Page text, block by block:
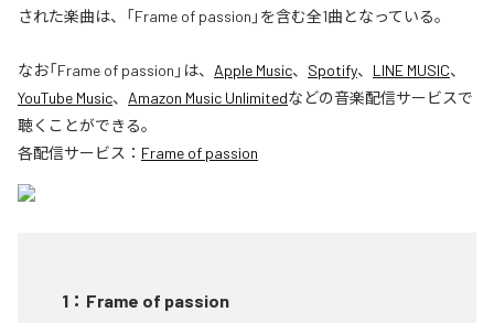
された楽曲は、「Frame of passion」を含む全1曲となっている。
なお「Frame of passion 」は、 Apple Music、 Spotify、 LINE MUSIC、
YouTube Music、 Amazon Music Unlimitedなどの音楽配信サービスで
聴くことができる。
各配信サービス： Frame of passion
1 ： Frame of passion